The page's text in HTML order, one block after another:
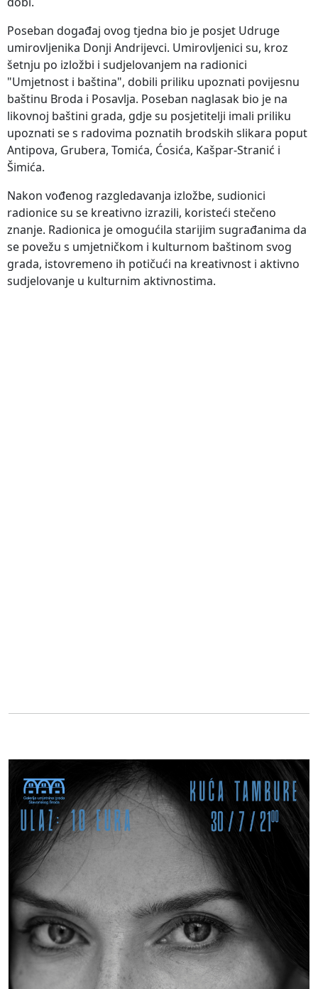
Poseban događaj ovog tjedna bio je posjet Udruge
umirovljenika Donji Andrijevci. Umirovljenici su, kroz
šetnju po izložbi i sudjelovanjem na radionici
"Umjetnost i baština", dobili priliku upoznati povijesnu
baštinu Broda i Posavlja. Poseban naglasak bio je na
likovnoj baštini grada, gdje su posjetitelji imali priliku
upoznati se s radovima poznatih brodskih slikara poput
Antipova, Grubera, Tomića, Ćosića, Kašpar-Stranić i
Šimića.
Nakon vođenog razgledavanja izložbe, sudionici
radionice su se kreativno izrazili, koristeći stečeno
znanje. Radionica je omogućila starijim sugrađanima da
se povežu s umjetničkom i kulturnom baštinom svog
grada, istovremeno ih potičući na kreativnost i aktivno
sudjelovanje u kulturnim aktivnostima.